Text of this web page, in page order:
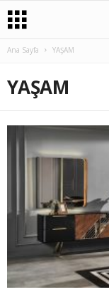
Ana Sayfa YAŞAM
YAŞAM